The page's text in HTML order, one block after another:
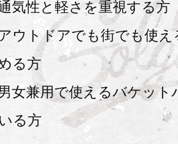
通気性と軽さを重視する方
アウトドアでも街でも使
る方
男女兼用で使えるバケッ
る方